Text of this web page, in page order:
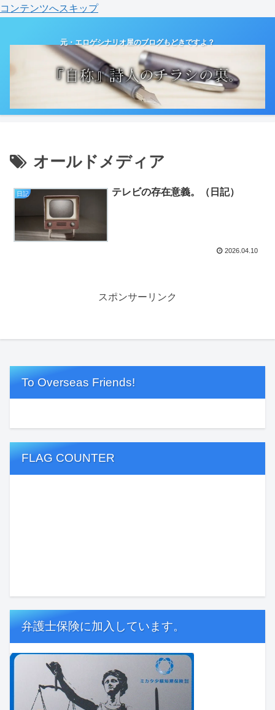
コンテンツへスキップ
元・エロゲシナリオ屋のブログもどきですよ？
オールドメディア
日記 テレビの存在意義。（日記）
2026.04.10
スポンサーリンク
To Overseas Friends!
FLAG COUNTER
弁護士保険に加入しています。